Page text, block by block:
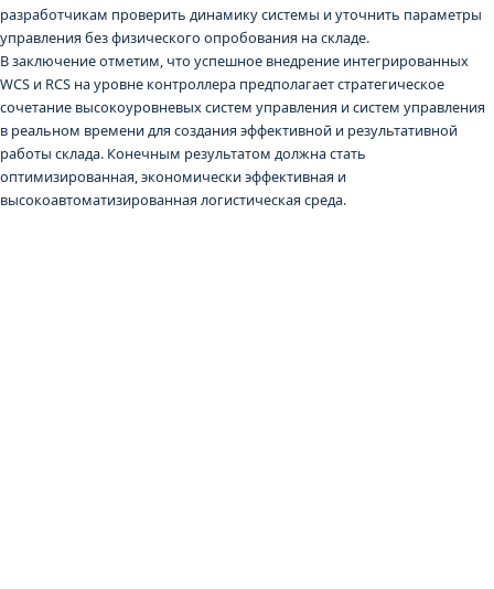
разработчикам проверить динамику системы и уточнить параметры
управления без физического опробования на складе.
В заключение отметим, что успешное внедрение интегрированных
WCS и RCS на уровне контроллера предполагает стратегическое
сочетание высокоуровневых систем управления и систем управления
в реальном времени для создания эффективной и результативной
работы склада. Конечным результатом должна стать
оптимизированная, экономически эффективная и
высокоавтоматизированная логистическая среда.